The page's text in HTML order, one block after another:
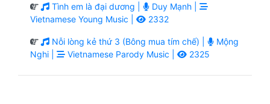
Tình em là đại dương |
Duy Mạnh |
Vietnamese Young Music |
2332
Nỗi lòng kẻ thứ 3 (Bông mua tím chế) |
Mộng
Nghi |
Vietnamese Parody Music | 2325